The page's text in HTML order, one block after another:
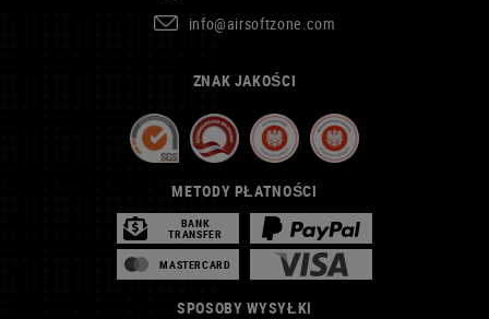
info@airsoftzone.com
ZNAK JAKOŚCI
METODY PŁATNOŚCI
BANK
TRANSFER
MASTERCARD
SPOSOBY WYSYŁKI